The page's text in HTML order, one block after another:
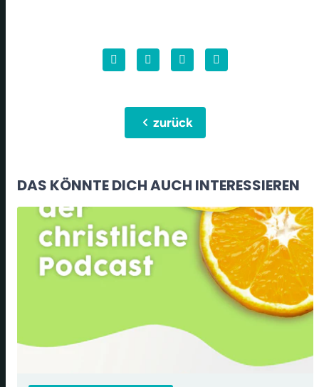
chevron_leftzurück
DAS KÖNNTE DICH AUCH INTERESSIEREN